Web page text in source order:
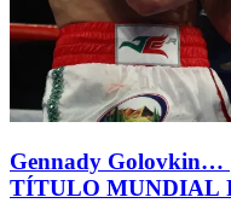
Gennady Golovkin…
TÍTULO MUNDIAL